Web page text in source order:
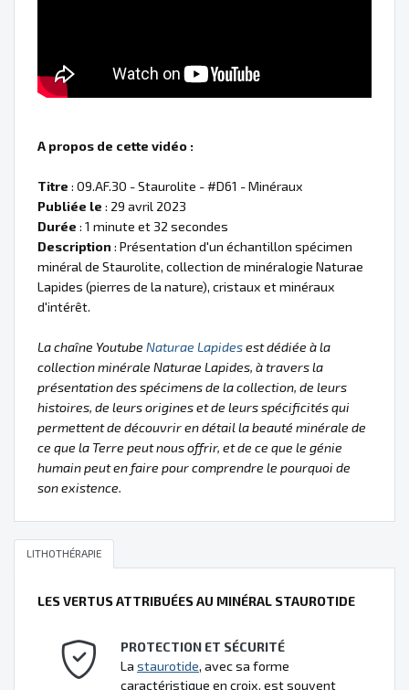
A propos de cette vidéo :
Titre : 09.AF.30 - Staurolite - #D61 - Minéraux
Publiée le : 29 avril 2023
Durée : 1 minute et 32 secondes
Description : Présentation d'un échantillon spécimen
minéral de Staurolite, collection de minéralogie Naturae
Lapides (pierres de la nature), cristaux et minéraux
d'intérêt.
La chaîne Youtube Naturae Lapidesest dédiée à la
collection minérale Naturae Lapides, à travers la
présentation des spécimens de la collection, de leurs
histoires, de leurs origines et de leurs spécificités qui
permettent de découvrir en détail la beauté minérale de
ce que la Terre peut nous offrir, et de ce que le génie
humain peut en faire pour comprendre le pourquoi de
son existence.
LITHOTHÉRAPIE
LES VERTUS ATTRIBUÉES AU MINÉRAL STAUROTIDE
PROTECTION ET SÉCURITÉ
La staurotide, avec sa forme
caractéristique en croix, est souvent